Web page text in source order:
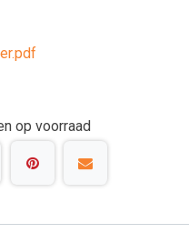
op voorraad